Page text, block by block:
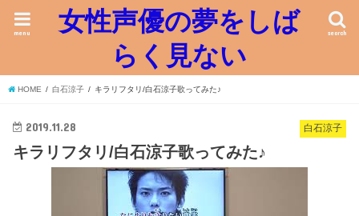
女性声優の夢をしば
らく見ない
search
menu
HOME 白石涼子 キラリフタリ/白石涼子歌ってみた♪
白石涼子
2019.11.28
キラリフタリ/白石涼子歌ってみた♪